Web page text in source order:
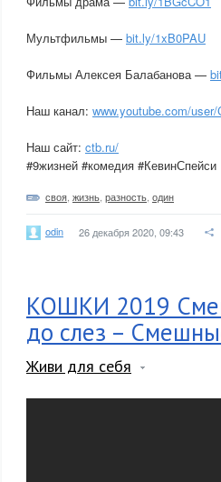
Мультфильмы — bit.ly/1xB0PAU
Фильмы Алексея Балабанова —
Наш канал: www.youtube.com/user/
Наш сайт: ctb.ru/
#9жизней #комедия #КевинСпейси
своя жизнь разность один
odin 26 декабря 2020, 09:43
КОШКИ 2019
до слез –
Живи для себя